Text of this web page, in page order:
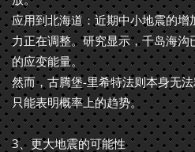
应用到北海道：近期中小地震的增
力正在调整。研究显示，千岛海
的应变能量。
然而，古腾堡-里希特法则本身无
只能表明概率上的趋势。
3、更大地震的可能性